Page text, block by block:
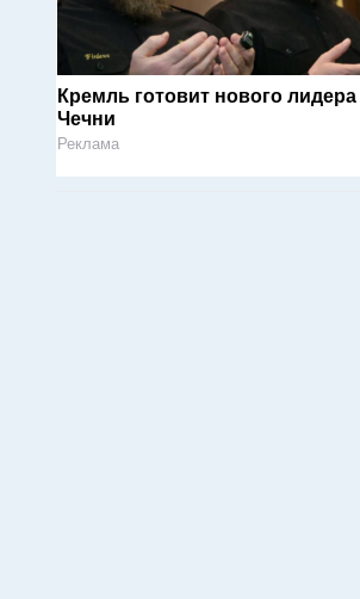
Кремль готовит нового лидера
Чечни
Реклама